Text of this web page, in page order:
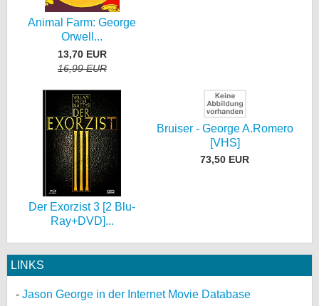
Animal Farm: George
Orwell...
13,70 EUR
16,99 EUR
Der Exorzist 3 [2 Blu-
Ray+DVD]...
Bruiser - George A.Romero
[VHS]
73,50 EUR
LINKS
Jason George in der Internet Movie Database